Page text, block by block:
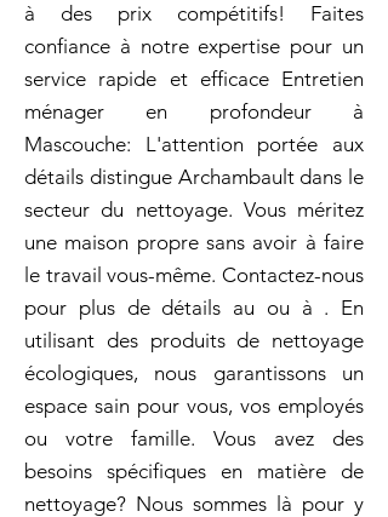
à des prix compétitifs! Faites
confiance à notre expertise pour un
service rapide et efficace Entretien
ménager en profondeur à
Mascouche: L'attention portée aux
détails distingue Archambault dans le
secteur du nettoyage. Vous méritez
une maison propre sans avoir à faire
le travail vous-même. Contactez-nous
pour plus de détails au ou à . En
utilisant des produits de nettoyage
écologiques, nous garantissons un
espace sain pour vous, vos employés
ou votre famille. Vous avez des
besoins spécifiques en matière de
nettoyage? Nous sommes là pour y